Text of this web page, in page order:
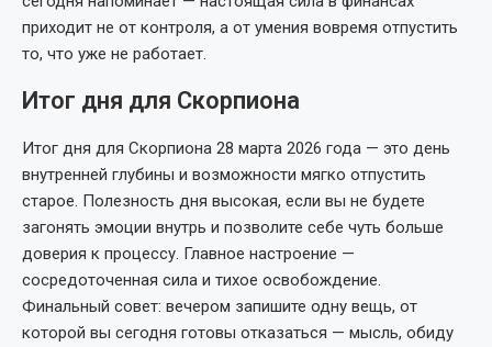
приходит не от контроля, а от умения вовремя отпустить
то, что уже не работает.
Итог дня для Скорпиона
Итог дня для Скорпиона 28 марта 2026 года — это день
внутренней глубины и возможности мягко отпустить
старое. Полезность дня высокая, если вы не будете
загонять эмоции внутрь и позволите себе чуть больше
доверия к процессу. Главное настроение —
сосредоточенная сила и тихое освобождение.
Финальный совет: вечером запишите одну вещь, от
которой вы сегодня готовы отказаться — мысль, обиду